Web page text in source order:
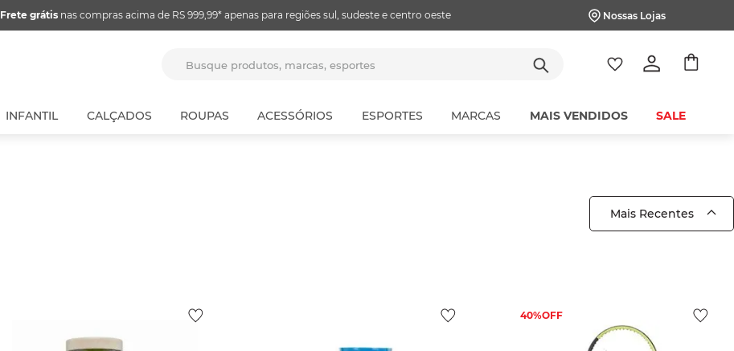
Frete grátisnas compras acima de RS 999,99* apenas para regiões sul, sudeste e centro oeste Nossas Lojas
INFANTIL CALÇADOS ROUPAS ACESSÓRIOS ESPORTES MARCAS MAIS VENDIDOS SALE
Mais Recentes
40%